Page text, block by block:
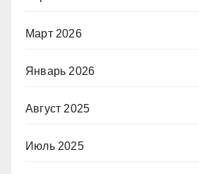
Март 2026
Январь 2026
Август 2025
Июль 2025